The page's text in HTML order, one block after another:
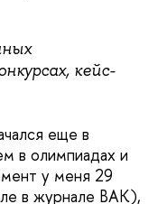
кейс-
еще в
в олимпиадах и
у меня 29
в журнале ВАК),